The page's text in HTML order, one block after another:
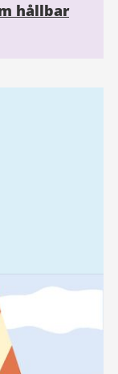
hållbar